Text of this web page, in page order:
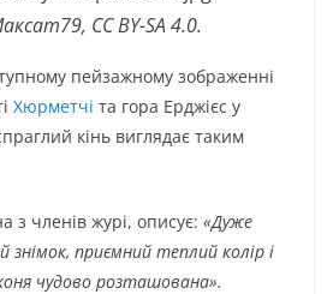
CC BY-SA 4.0.
пейзажному зображенні
Хюрметчі та гора Ерджієс у
кінь виглядає таким
з членів журі, описує: «Дуже
знімок, приємний теплий колір і
чудово розташована».